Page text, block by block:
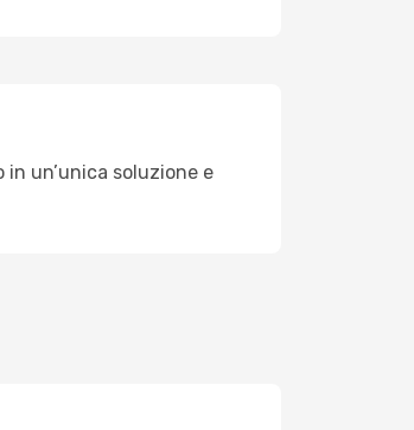
un’unica soluzione e